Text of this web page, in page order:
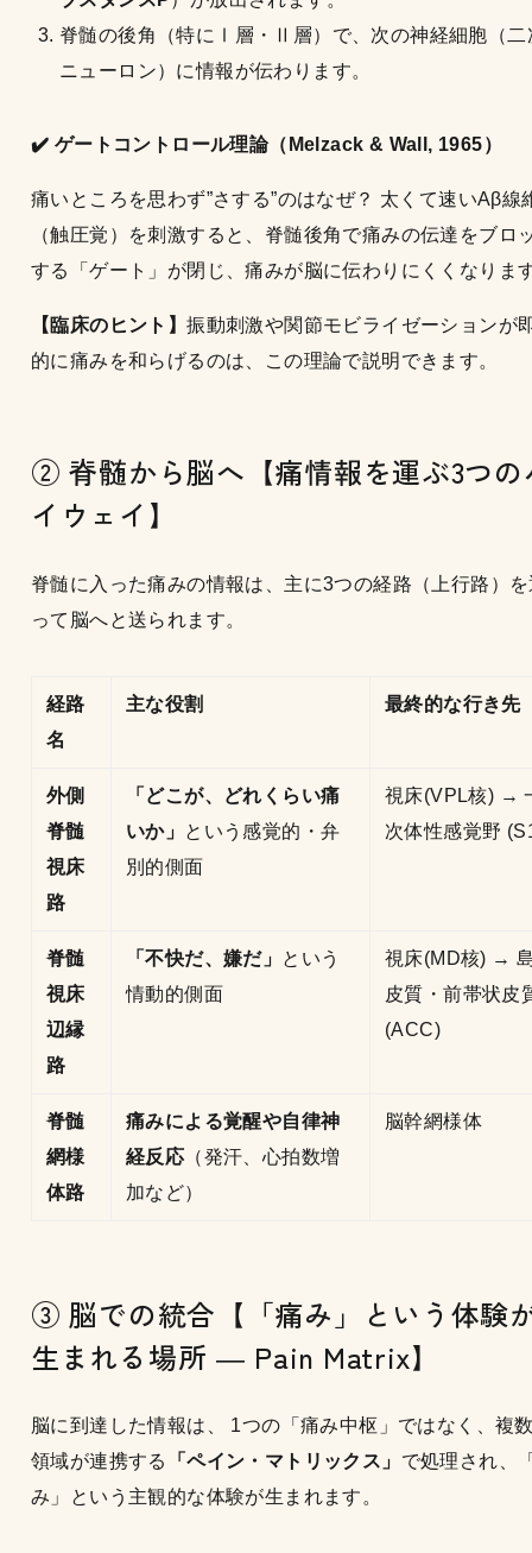
脊髄の後角（特にⅠ層・Ⅱ層）で、次の神経細胞（二
ニューロン）に情報が伝わります。
✔️ ゲートコントロール理論（Melzack & Wall, 1965）
痛いところを思わず”さする”のはなぜ？ 太くて速いAβ線
（触圧覚）を刺激すると、脊髄後角で痛みの伝達をブロ
する「ゲート」が閉じ、痛みが脳に伝わりにくくなりま
【臨床のヒント】振動刺激や関節モビライゼーションが
的に痛みを和らげるのは、この理論で説明できます。
② 脊髄から脳へ【痛情報を運ぶ3つの
イウェイ】
脊髄に入った痛みの情報は、主に3つの経路（上行路）
って脳へと送られます。
経路
名
主な役割 最終的な行き先
外側
脊髄
視床
路
「どこが、どれくらい痛
いか」 という感覚的・弁
別的側面
視床(VPL核) →
次体性感覚野
脊髄
視床
辺縁
路
「不快だ、嫌だ」 という
情動的側面
視床(MD核) →
皮質・前帯状皮
(ACC)
脊髄
網様
体路
痛みによる覚醒や自律神
経反応 （発汗、心拍数増
加など）
脳幹網様体
③ 脳での統合【「痛み」という体験
生まれる場所 ― Pain Matrix】
脳に到達した情報は、 1つの「痛み中枢」ではなく、複
領域が連携する
「ペイン・マトリックス」 で処理され、
み」という主観的な体験が生まれます。